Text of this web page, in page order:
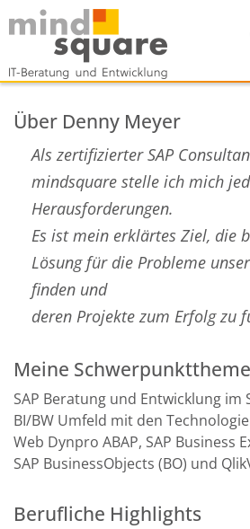
Über Denny Meyer
Als zertifizierter SAP
mindsquare stelle ich mich
Herausforderungen.
Es ist mein erklärtes Ziel, die
Lösung für die Probleme
finden und
deren Projekte zum Erfolg zu
Meine
SAP Beratung und Entwicklung im
BI/BW Umfeld mit den
Web Dynpro ABAP, SAP Business
SAP BusinessObjects (BO) und
Berufliche Highlights